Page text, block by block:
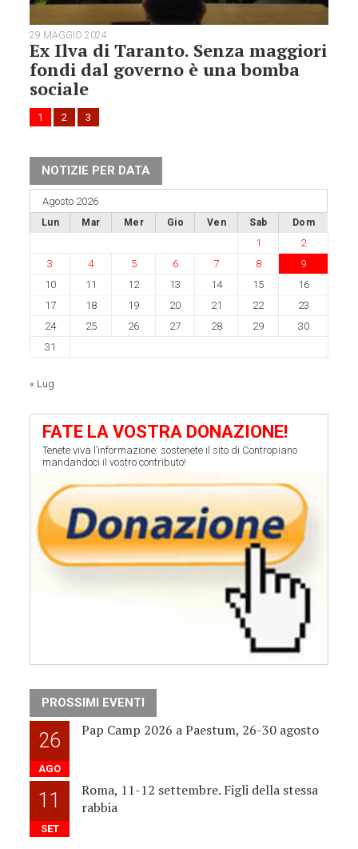
29 MAGGIO 2024
Ex Ilva di Taranto. Senza maggiori
fondi dal governo è una bomba
sociale
1 2 3
NOTIZIE PER DATA
Agosto 2026
Lun Mar Mer Gio Ven Sab Dom
1
2
3
4 5 6 7 8
9
10
11 12 13 14 15
16
17
18 19 20 21 22
23
24
25 26 27 28 29
30
31
« Lug
FATE LA VOSTRA DONAZIONE!
Tenete viva l’informazione: sostenete il sito di Contropiano
mandandoci il vostro contributo!
PROSSIMI EVENTI
26
AGO
Pap Camp 2026 a Paestum, 26-30 agosto
11
SET
Roma, 11-12 settembre. Figli della stessa
rabbia